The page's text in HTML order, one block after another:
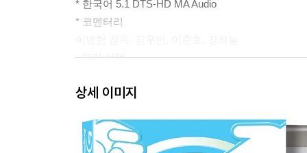
* 한국어 5.1 DTS-HD MA Audio
* 코멘터리
- 자막 선택
보너스 트랙 (BONUS FEATURES)
상세 이미지